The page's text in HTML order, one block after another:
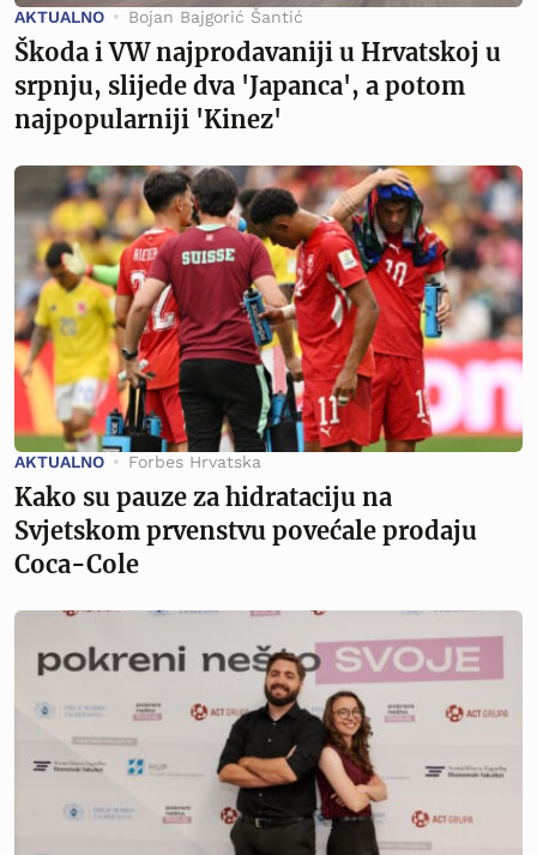
AKTUALNO Bojan Bajgorić Šantić
Škoda i VW najprodavaniji u Hrvatskoj u
srpnju, slijede dva 'Japanca', a potom
najpopularniji 'Kinez'
AKTUALNO Forbes Hrvatska
Kako su pauze za hidrataciju na
Svjetskom prvenstvu povećale prodaju
Coca-Cole